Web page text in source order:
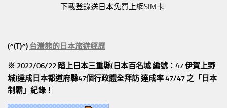
下載登錄送日本免費上網SIM卡
(^(T)^) 台灣熊的日本旅遊經歷
※ 2022/06/22 踏上日本三重縣(日本百名城 編號：47 伊賀上野
城)達成日本都道府縣47個行政體全拜訪達成率 47/47 之「日本
制霸」紀錄！